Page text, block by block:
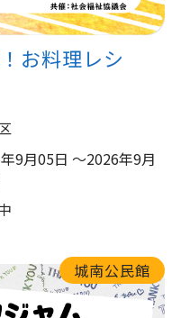
お料理レシ
9月05日 ～2026年9月
城南公民館